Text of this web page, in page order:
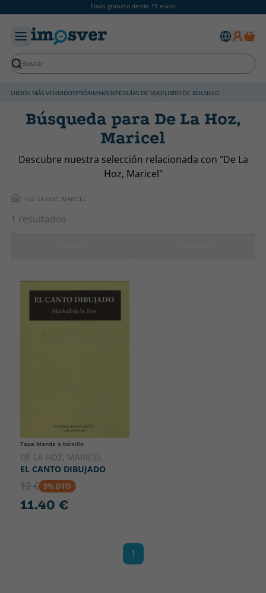
Envío gratuito desde 19 euros
LIBROS MÁS VENDIDOSPRÓXIMAMENTEGUÍAS DE VIAJELIBRO DE BOLSILLO
Búsqueda para De La Hoz,
Maricel
Descubre nuestra selección relacionada con "De La
Hoz, Maricel"
DE LA HOZ, MARICEL
1 resultados
Tapa blanda o bolsillo
DE LA HOZ, MARICEL
EL CANTO DIBUJADO
12 € 5% DTO
11.40 €
1